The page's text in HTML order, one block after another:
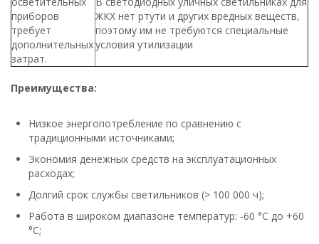
приборов
требует
дополнительных
затрат.
ЖКХ нет ртути и других вредных веществ,
поэтому им не требуются специальные
условия утилизации
Преимущества:
Низкое энергопотребление по сравнению с
традиционными источниками;
Экономия денежных средств на эксплуатационных
расходах;
Долгий срок службы светильников (> 100 000 ч);
Работа в широком диапазоне температур: -60 °С до +60
°С;